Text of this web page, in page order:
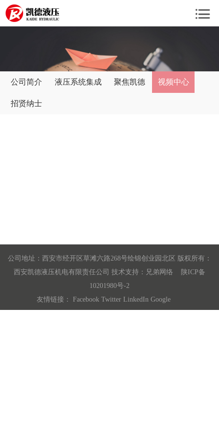
公司简介 液压系统集成 聚焦凯德 视频中心
招贤纳士
公司地址：西安市经开区草滩六路268号绘锦创业园北区 版权所有：
西安凯德液压机电有限责任公司 技术支持： 兄弟网络
陕ICP备
10201980号-2
友情链接： Facebook Twitter LinkedIn Google